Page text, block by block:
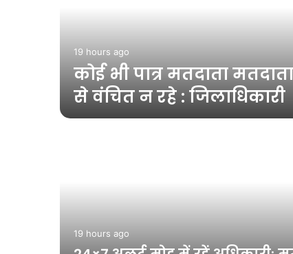
19 hours ago
कोई भी पात्र मतदाता
से वंचित न रहे : जिलाधिकारी
19 hours ago